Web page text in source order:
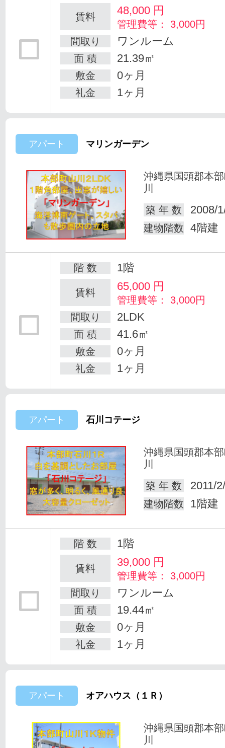
賃料 48,000 円
管理費等： 3,000円
間取り
ワンルーム
面 積 21.39㎡
敷金 0ヶ月
礼金 1ヶ月
アパート マリンガーデン
沖縄県国頭郡本
川
築 年 数
2008/
建物階数 4階建
階 数 1階
賃料 65,000 円
管理費等： 3,000円
間取り
2LDK
面 積 41.6㎡
敷金 0ヶ月
礼金 1ヶ月
アパート 石川コテージ
沖縄県国頭郡本
川
築 年 数
2011/
建物階数 1階建
階 数 1階
賃料 39,000 円
管理費等： 3,000円
間取り
ワンルーム
面 積 19.44㎡
敷金 0ヶ月
礼金 1ヶ月
アパート オアハウス（１Ｒ）
沖縄県国頭郡本
川